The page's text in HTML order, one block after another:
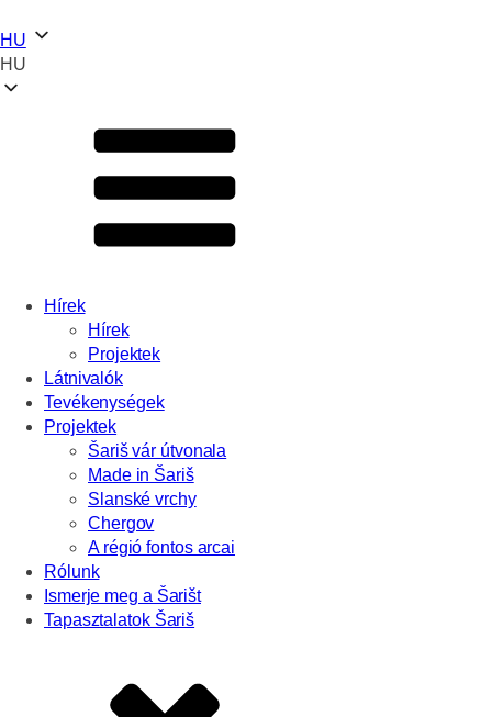
HU
HU
Hírek
Hírek
Projektek
Látnivalók
Tevékenységek
Projektek
Šariš vár útvonala
Made in Šariš
Slanské vrchy
Chergov
A régió fontos arcai
Rólunk
Ismerje meg a Šarišt
Tapasztalatok Šariš